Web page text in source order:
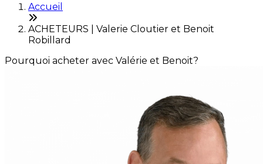
Accueil
ACHETEURS | Valerie Cloutier et Benoit
Robillard
Pourquoi acheter avec Valérie et Benoit?